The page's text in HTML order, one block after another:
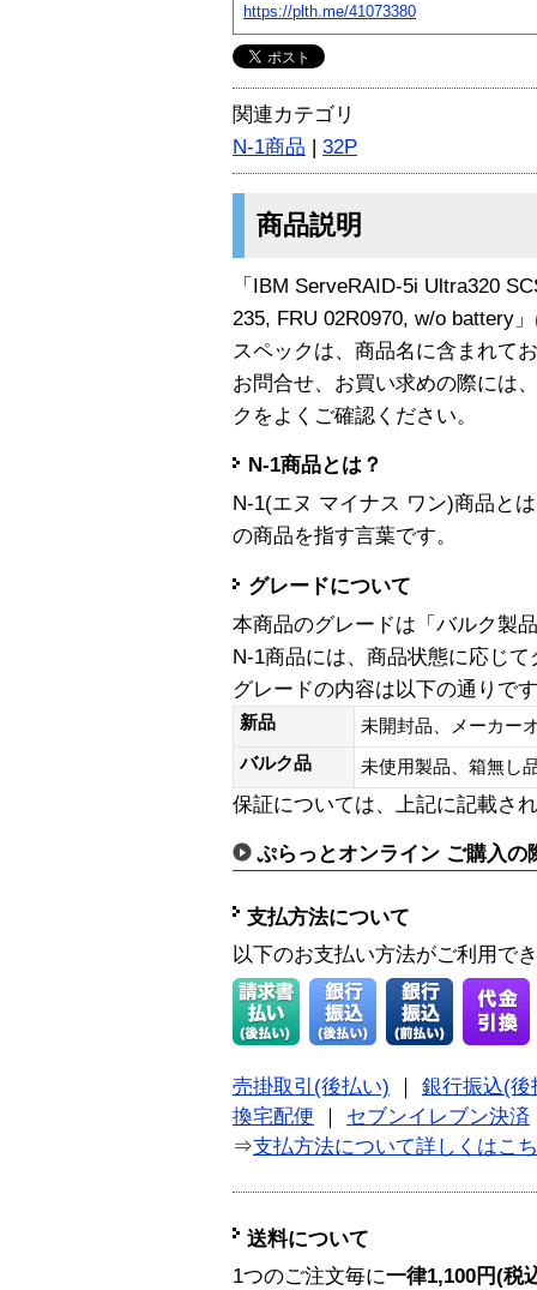
https://plth.me/41073380
関連カテゴリ
N-1商品 | 32P
商品説明
「IBM ServeRAID-5i Ultra320
235, FRU 02R0970, w/o battery
スペックは、商品名に含まれて
お問合せ、お買い求めの際には
クをよくご確認ください。
N-1商品とは？
N-1(エヌ マイナス ワン)商品と
の商品を指す言葉です。
グレードについて
本商品のグレードは「バルク製
N-1商品には、商品状態に応じ
グレードの内容は以下の通りで
新品
未開封品、メーカー
バルク品
未使用製品、箱無
保証については、上記に記載さ
ぷらっとオンライン ご購入の
支払方法について
以下のお支払い方法がご利用で
売掛取引(後払い)
銀行振込(後
換宅配便
セブンイレブン決済
⇒支払方法について詳しくはこ
送料について
1つのご注文毎に一律1,100円(税